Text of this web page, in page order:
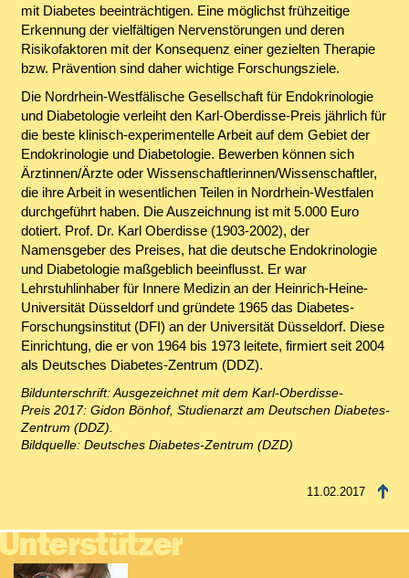
mit Diabetes beeinträchtigen. Eine möglichst frühzeitige
Erkennung der vielfältigen Nervenstörungen und deren
Risikofaktoren mit der Konsequenz einer gezielten Therapie
bzw. Prävention sind daher wichtige Forschungsziele.
Die Nordrhein-Westfälische Gesellschaft für Endokrinologie
und Diabetologie verleiht den Karl-Oberdisse-Preis jährlich für
die beste klinisch-experimentelle Arbeit auf dem Gebiet der
Endokrinologie und Diabetologie. Bewerben können sich
Ärztinnen/Ärzte oder Wissenschaftlerinnen/Wissenschaftler,
die ihre Arbeit in wesentlichen Teilen in Nordrhein-Westfalen
durchgeführt haben. Die Auszeichnung ist mit 5.000 Euro
dotiert. Prof. Dr. Karl Oberdisse (1903-2002), der
Namensgeber des Preises, hat die deutsche Endokrinologie
und Diabetologie maßgeblich beeinflusst. Er war
Lehrstuhlinhaber für Innere Medizin an der Heinrich-Heine-
Universität Düsseldorf und gründete 1965 das Diabetes-
Forschungsinstitut (DFI) an der Universität Düsseldorf. Diese
Einrichtung, die er von 1964 bis 1973 leitete, firmiert seit 2004
als Deutsches Diabetes-Zentrum (DDZ).
Bildunterschrift: Ausgezeichnet mit dem Karl-Oberdisse-
Preis 2017: Gidon Bönhof, Studienarzt am Deutschen Diabetes-
Zentrum (DDZ).
Bildquelle: Deutsches Diabetes-Zentrum (DZD)
11.02.2017